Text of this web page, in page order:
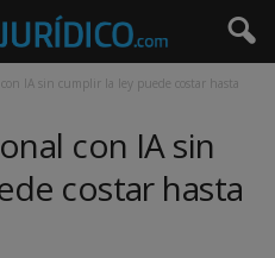
IA sin cumplir la ley puede costar hasta
con IA sin
costar hasta